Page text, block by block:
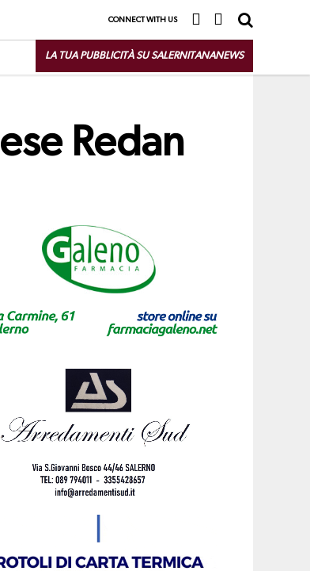
CONNECT WITH US
LA TUA PUBBLICITÀ SU SALERNITANANEWS
Redan